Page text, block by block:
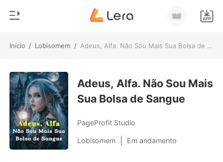
Início / Lobisomem / Adeus, Alfa. Não Sou Mais Sua Bolsa de Sangue
0
Loja
Histórico
Sair
Gênero
Moderno
Lobisomem
Contos
Adeus, Alfa. Não Sou Mais
Sua Bolsa de Sangue
PageProfit Studio
Lobisomem Em andamento